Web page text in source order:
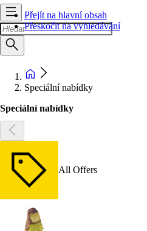
Přejít na hlavní obsah
Přeskočit na vyhledávání
Speciální nabídky
Speciální nabídky
All Offers